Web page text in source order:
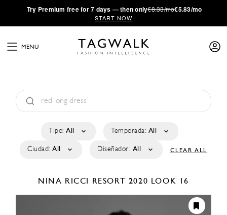
·Try Premium free for 7 days — then only€8.33/mo€5.83/mo
START NOW
MENU
Tipo: All Temporada: All
Ciudad: All Diseñador: All CLEAR ALL
NINA RICCI RESORT 2020 LOOK 16